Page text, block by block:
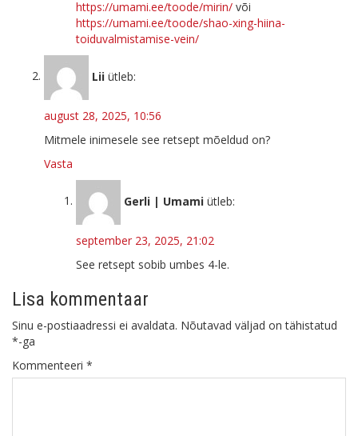
https://umami.ee/toode/mirin/ või
https://umami.ee/toode/shao-xing-hiina-
toiduvalmistamise-vein/
Lii ütleb:
august 28, 2025, 10:56
Mitmele inimesele see retsept mõeldud on?
Vasta
Gerli | Umami ütleb:
september 23, 2025, 21:02
See retsept sobib umbes 4-le.
Lisa kommentaar
Sinu e-postiaadressi ei avaldata. Nõutavad väljad on tähistatud
*-ga
Kommenteeri *